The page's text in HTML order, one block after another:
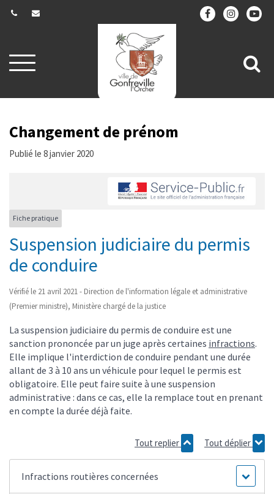
Aller
à
navigation
à
Changement de prénom
Publié le 8 janvier 2020
Fiche pratique
Suspension judiciaire du permis
de conduire
Vérifié le 21 avril 2021 - Direction de l'information légale et administrative
(Premier ministre), Ministère chargé de la justice
La suspension judiciaire du permis de conduire est une
sanction prononcée par un juge après certaines infractions.
Elle implique l'interdiction de conduire pendant une durée
allant de 3 à 10 ans un véhicule pour lequel le permis est
obligatoire. Elle peut faire suite à une suspension
administrative : dans ce cas, elle la remplace tout en prenant
en compte la durée déjà faite.
Tout replier Tout déplier
Infractions routières concernées